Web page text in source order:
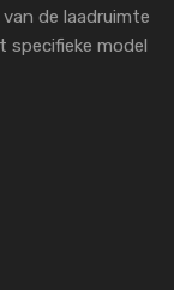
de laadruimte
model